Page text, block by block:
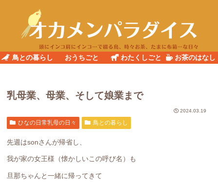
鳥との暮らし おうちごと わたくしごと お茶のはなし
乳母業、母業、そして娘業まで
2024.03.19
ひなの日常乳母の日々 鳥との暮らし
先週はsonさんが帰省し、
我が家の女王様（懐かしいこの呼び名）も
旦那ちゃんと一緒に帰ってきて